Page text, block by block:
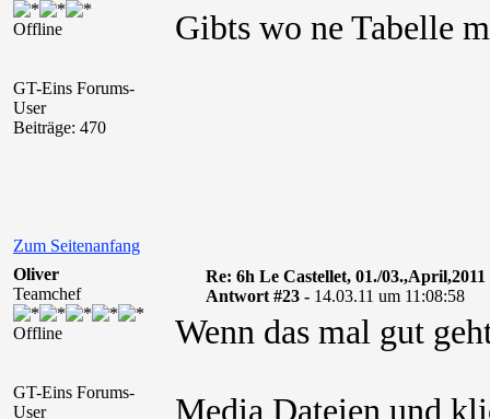
Offline
GT-Eins Forums-
User
Beiträge: 470
Gibts wo ne Tabelle
Zum Seitenanfang
Oliver
Teamchef
Offline
GT-Eins Forums-
User
Re: 6h Le Castellet, 01./03.,April,2011
Antwort #23 - 14.03.11 um 11:08:58
Wenn das mal gut
Media Dateien und